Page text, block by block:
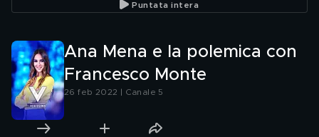
Puntata intera
Ana Mena e la polemica con
Francesco Monte
26 feb 2022 | Canale 5